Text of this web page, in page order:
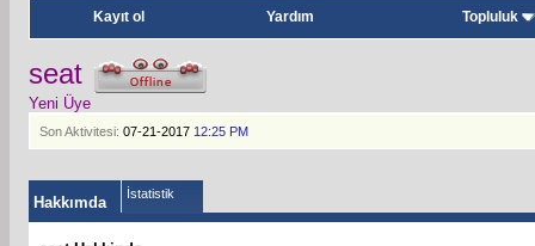
Kayıt ol Yardım Topluluk
seat
Yeni Üye
Son Aktivitesi: 07-21-2017 12:25 PM
Hakkımda İstatistik